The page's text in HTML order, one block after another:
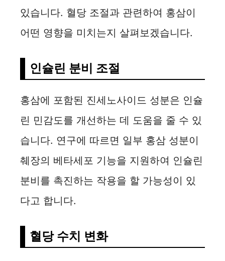
있습니다. 혈당 조절과 관련하여 홍삼이
어떤 영향을 미치는지 살펴보겠습니다.
인슐린 분비 조절
홍삼에 포함된 진세노사이드 성분은 인슐
린 민감도를 개선하는 데 도움을 줄 수 있
습니다. 연구에 따르면 일부 홍삼 성분이
췌장의 베타세포 기능을 지원하여 인슐린
분비를 촉진하는 작용을 할 가능성이 있
다고 합니다.
혈당 수치 변화